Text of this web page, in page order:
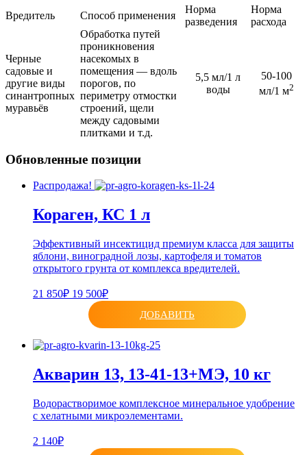
Вредитель Способ применения
Норма
разведения
Норма
расхода
Черные
садовые и
другие виды
синантропных
муравьёв
Обработка путей
проникновения
насекомых в
помещения — вдоль
порогов, по
периметру отмостки
строений, щели
между садовыми
плитками и т.д.
5,5 мл/1 л
воды
50-100
мл/1 м2
Обновленные позиции
Распродажа!
Кораген, КС 1 л
Эффективный инсектицид премиум класса для защиты
яблони, виноградной лозы, картофеля и томатов
открытого грунта от комплекса вредителей.
21 850₽ 19 500₽
ДОБАВИТЬ
Акварин 13, 13-41-13+МЭ, 10 кг
Водорастворимое комплексное минеральное удобрение
с хелатными микроэлементами.
2 140₽